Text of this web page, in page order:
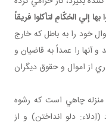
بها إلي الحُكّامِ لتأكلوا فريقاً
خود را به باطل كه خارج
آنها را عمداً به قاضيان و
از اموال و حقوق ديگران
چاهي است كه رشوه
دلو انداختن) و از